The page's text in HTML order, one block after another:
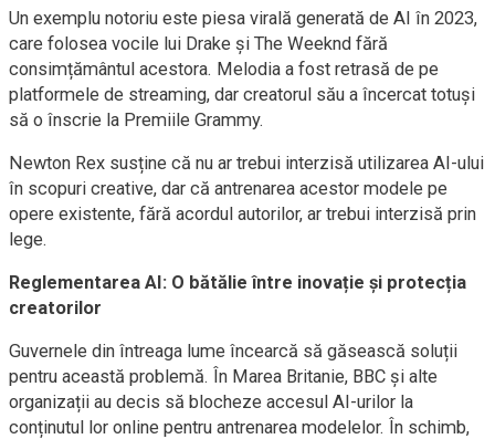
Un exemplu notoriu este piesa virală generată de AI în 2023,
care folosea vocile lui Drake și The Weeknd fără
consimțământul acestora. Melodia a fost retrasă de pe
platformele de streaming, dar creatorul său a încercat totuși
să o înscrie la Premiile Grammy.
Newton Rex susține că nu ar trebui interzisă utilizarea AI-ului
în scopuri creative, dar că antrenarea acestor modele pe
opere existente, fără acordul autorilor, ar trebui interzisă prin
lege.
Reglementarea AI: O bătălie între inovație și protecția
creatorilor
Guvernele din întreaga lume încearcă să găsească soluții
pentru această problemă. În Marea Britanie, BBC și alte
organizații au decis să blocheze accesul AI-urilor la
conținutul lor online pentru antrenarea modelelor. În schimb,